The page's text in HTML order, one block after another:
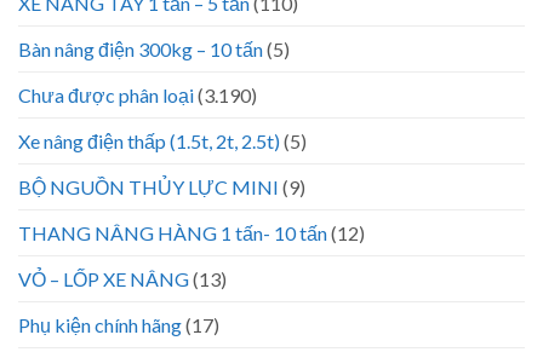
Bàn nâng điện 300kg – 10 tấn(5)
Chưa được phân loại(3.190)
Xe nâng điện thấp (1.5t, 2t, 2.5t)(5)
BỘ NGUỒN THỦY LỰC MINI (9)
THANG NÂNG HÀNG 1 tấn- 10 tấn(12)
VỎ – LỐP XE NÂNG(13)
Phụ kiện chính hãng(17)